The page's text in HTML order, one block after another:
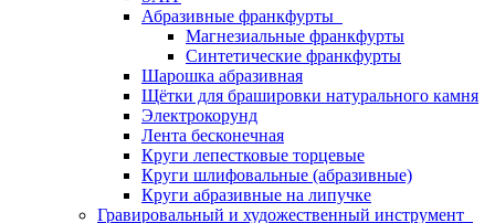
Абразивные франкфурты
Магнезиальные франкфурты
Синтетические франкфурты
Шарошка абразивная
Щётки для брашировки натурального камня
Электрокорунд
Лента бесконечная
Круги лепестковые торцевые
Круги шлифовальные (абразивные)
Круги абразивные на липучке
Гравировальный и художественный инструмент